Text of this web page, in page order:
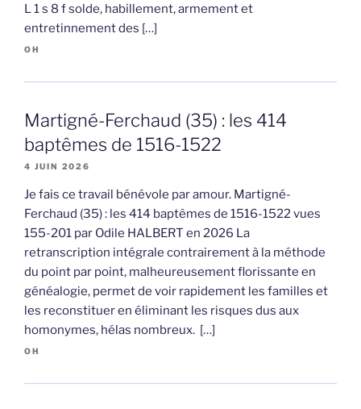
L 1 s 8 f solde, habillement, armement et
entretinnement des […]
OH
Martigné-Ferchaud (35) : les 414
baptêmes de 1516-1522
4 JUIN 2026
Je fais ce travail bénévole par amour. Martigné-
Ferchaud (35) : les 414 baptêmes de 1516-1522 vues
155-201 par Odile HALBERT en 2026 La
retranscription intégrale contrairement à la méthode
du point par point, malheureusement florissante en
généalogie, permet de voir rapidement les familles et
les reconstituer en éliminant les risques dus aux
homonymes, hélas nombreux. […]
OH